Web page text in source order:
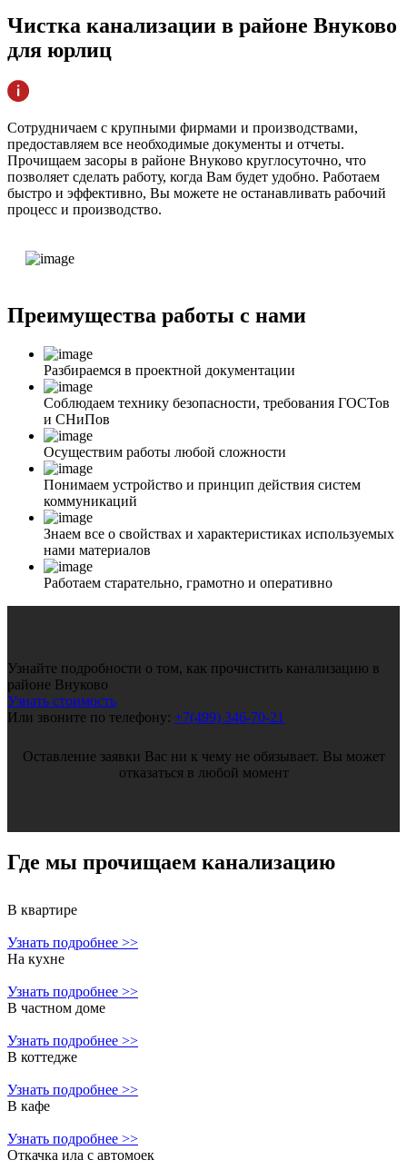
Чистка канализации в районе Внуково
для юрлиц
Сотрудничаем с крупными фирмами и производствами,
предоставляем все необходимые документы и отчеты.
Прочищаем засоры в районе Внуково круглосуточно, что
позволяет сделать работу, когда Вам будет удобно. Работаем
быстро и эффективно, Вы можете не останавливать рабочий
процесс и производство.
Преимущества работы с нами
Разбираемся в проектной документации
Соблюдаем технику безопасности, требования ГОСТов
и СНиПов
Осуществим работы любой сложности
Понимаем устройство и принцип действия систем
коммуникаций
Знаем все о свойствах и характеристиках используемых
нами материалов
Работаем старательно, грамотно и оперативно
Узнайте подробности о том, как прочистить канализацию в
районе Внуково
Узнать стоимость
Или звоните по телефону: +7(499) 346-70-21
Оставление заявки Вас ни к чему не обязывает. Вы может
отказаться в любой момент
Где мы прочищаем канализацию
В квартире
Узнать подробнее >>
На кухне
Узнать подробнее >>
В частном доме
Узнать подробнее >>
В коттедже
Узнать подробнее >>
В кафе
Узнать подробнее >>
Откачка ила с автомоек